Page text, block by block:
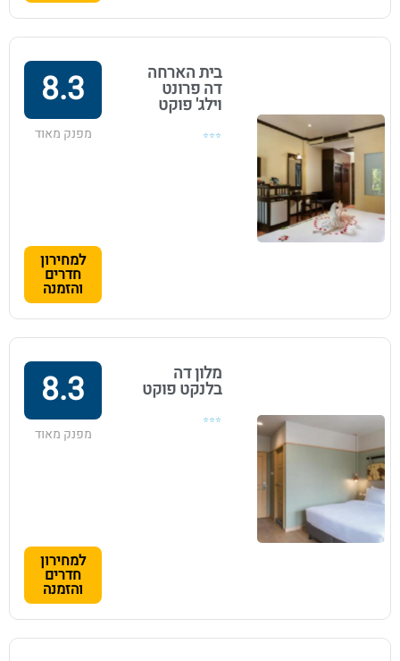
בית הארחה
דה פרונט
וילג' פוקט
⭐⭐⭐
8.3
מפנק מאוד
למחירון
חדרים
והזמנה
מלון דה
בלנקט פוקט
⭐⭐⭐
8.3
מפנק מאוד
למחירון
חדרים
והזמנה